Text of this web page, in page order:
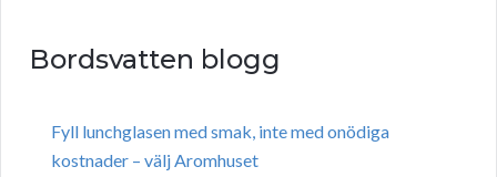
Bordsvatten blogg
Fyll lunchglasen med smak, inte med onödiga
kostnader – välj Aromhuset